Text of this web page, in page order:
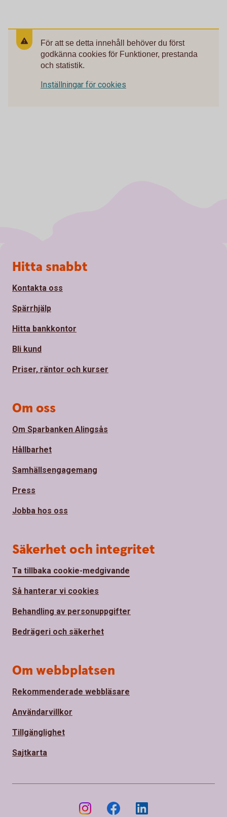
För att se detta innehåll behöver du först
godkänna cookies för Funktioner, prestanda
och statistik.
Inställningar för cookies
Sidfot
Hitta snabbt
Kontakta oss
Spärrhjälp
Hitta bankkontor
Bli kund
Priser, räntor och kurser
Om oss
Om Sparbanken Alingsås
Hållbarhet
Samhällsengagemang
Press
Jobba hos oss
Säkerhet och integritet
Ta tillbaka cookie-medgivande
Så hanterar vi cookies
Behandling av personuppgifter
Bedrägeri och säkerhet
Om webbplatsen
Rekommenderade webbläsare
Användarvillkor
Tillgänglighet
Sajtkarta